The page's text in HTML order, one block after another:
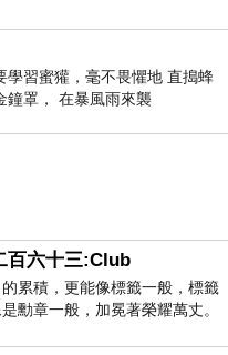
學習蜜獾，毫不畏懼地 直搗蜂
鐘罩， 在暴風雨來襲
百六十三:Club
累積，更能像標籤一般，標籤
勳章一般，加冕著榮耀萬丈。
再難輕輕放下的罪證